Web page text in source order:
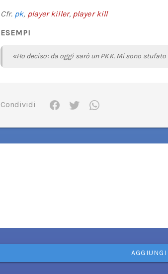
Cfr. pk, player killer, player kill
ESEMPI
«Ho deciso: da oggi sarò un PKK. Mi sono
Condividi